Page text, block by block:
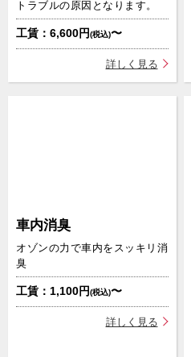
トラブルの原因となります。
工賃：6,600円(税込)〜
詳しく見る
車内消臭
オゾンの力で車内をスッキリ消
臭
工賃：1,100円(税込)〜
詳しく見る